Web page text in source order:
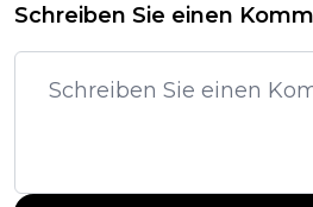
Schreiben Sie einen